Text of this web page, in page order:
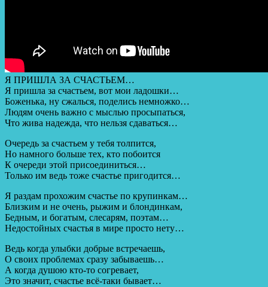
Я ПРИШЛА ЗА СЧАСТЬЕМ…
Я пришла за счастьем, вот мои ладошки…
Боженька, ну сжалься, поделись немножко…
Людям очень важно с мыслью просыпаться,
Что жива надежда, что нельзя сдаваться…
Очередь за счастьем у тебя толпится,
Но намного больше тех, кто побоится
К очереди этой присоединиться…
Только им ведь тоже счастье пригодится…
Я раздам прохожим счастье по крупинкам…
Близким и не очень, рыжим и блондинкам,
Бедным, и богатым, слесарям, поэтам…
Недостойных счастья в мире просто нету…
Ведь когда улыбки добрые встречаешь,
О своих проблемах сразу забываешь…
А когда душою кто-то согревает,
Это значит, счастье всё-таки бывает…